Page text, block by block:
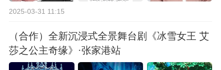
2025-03-31 11:15
（合作）全新沉浸式全景舞台剧《冰雪女王 艾
莎之公主奇缘》·张家港站